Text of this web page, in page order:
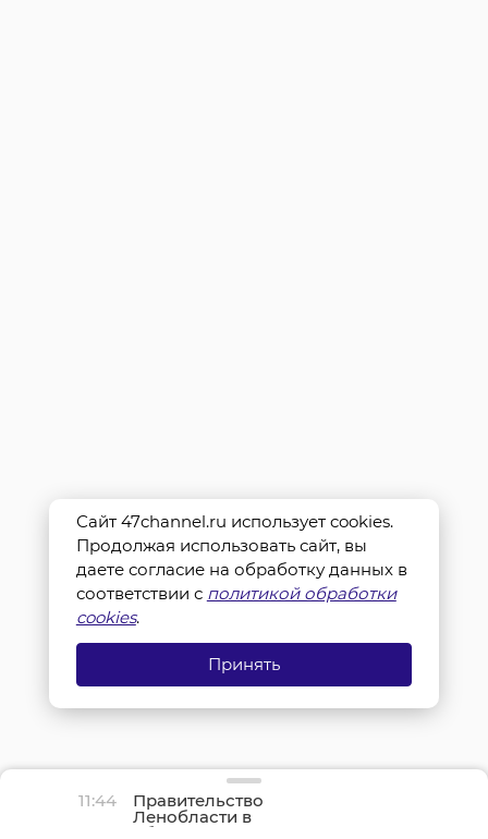
11:44 Правительство
Ленобласти в
обращении напомнило
Сайт 47channel.ru использует cookies.
Продолжая использовать сайт, вы
даете согласие на обработку данных в
соответствии с политикой обработки
cookies.
Принять